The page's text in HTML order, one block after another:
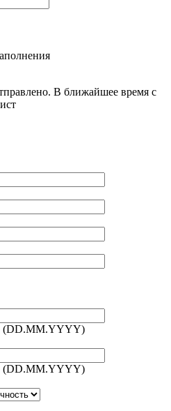
В ближайшее время с
(DD.MM.YYYY)
(DD.MM.YYYY)